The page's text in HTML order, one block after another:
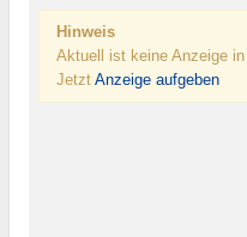
Hinweis
Aktuell ist keine Anzeige
Jetzt Anzeige aufgeben